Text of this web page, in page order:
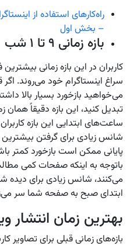
راه‌کارهای استفاده از
– بخش اول
بازه زمانی ۹ تا ۱ شب
کاربران در این بازه زمانی
سراغ اینستاگرام خود می‌روند.
می‌خواهید بازخورد بسیار بالا
تبدیل کنید، این بازه دقیقاً همان
ساعت‌های ابتدایی این بازه
شانس زیادی برای گرفتن بیشترین
پایانی ممکن است بازخورد کمتر
باتوجه به اینکه صفحات کمی
می‌کنند، شانس زیادی برای دیده
ابتدای صبح به صفحه شما سر
بهترین زمان انتشار
بازه‌های زمانی قبلی برای تصاویر